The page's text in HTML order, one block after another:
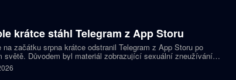
krátce stáhl Telegram z App Storu
na začátku srpna krátce odstranil Telegram z App Storu po
světě. Důvodem byl materiál zobrazující sexuální zneužívání
podle firmy sdílel jeden uživatel. Telegram účet rychle
a aplikace se ještě během stejného dne do obchodu vrátila.